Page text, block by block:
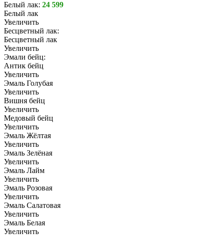
Белый лак: 24 599
Белый лак
Увеличить
Бесцветный лак:
Бесцветный лак
Увеличить
Эмали бейц:
Антик бейц
Увеличить
Эмаль Голубая
Увеличить
Вишня бейц
Увеличить
Медовый бейц
Увеличить
Эмаль Жёлтая
Увеличить
Эмаль Зелёная
Увеличить
Эмаль Лайм
Увеличить
Эмаль Розовая
Увеличить
Эмаль Салатовая
Увеличить
Эмаль Белая
Увеличить